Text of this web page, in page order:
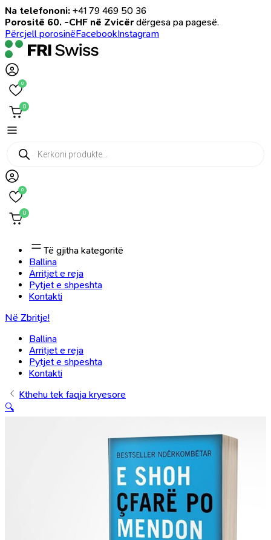
Na telefononi: +41 79 469 50 36
Porositë 60. -CHF në Zvicër dërgesa pa pagesë.
Përcjell porosinëFacebookInstagram
0
0
Products
search
0
0
Të gjitha kategoritë
Ballina
Arritjet e reja
Pytjet e shpeshta
Kontakti
Në Zbritje!
Ballina
Arritjet e reja
Pytjet e shpeshta
Kontakti
Kthehu tek faqja kryesore
🔍